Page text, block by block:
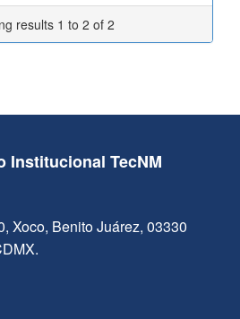
results 1 to 2 of 2
Institucional TecNM
Xoco, Benito Juárez, 03330